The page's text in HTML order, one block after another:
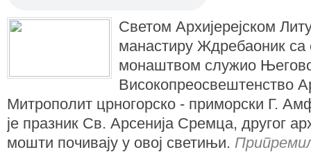
Светом Архијерејском
манастиру Ждребаоник
монаштвом служио
Високопреосвештенство
Митрополит црногорско - приморски Г.
је празник Св. Арсенија Сремца, другог
мошти почивају у овој светињи.